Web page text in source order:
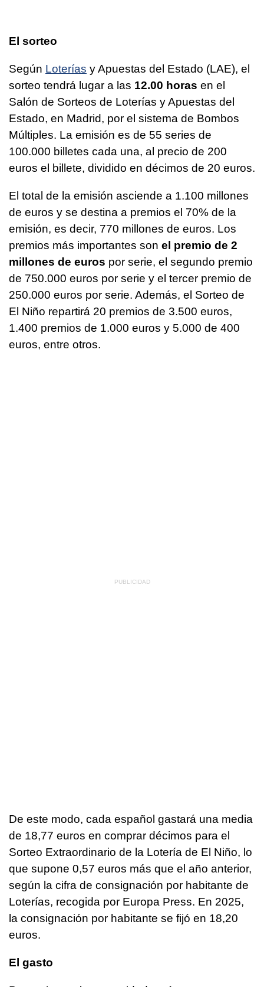
El sorteo
Según Loterías y Apuestas del Estado (LAE), el
sorteo tendrá lugar a las 12.00 horas en el
Salón de Sorteos de Loterías y Apuestas del
Estado, en Madrid, por el sistema de Bombos
Múltiples. La emisión es de 55 series de
100.000 billetes cada una, al precio de 200
euros el billete, dividido en décimos de 20 euros.
El total de la emisión asciende a 1.100 millones
de euros y se destina a premios el 70% de la
emisión, es decir, 770 millones de euros. Los
premios más importantes son el premio de 2
millones de euros por serie, el segundo premio
de 750.000 euros por serie y el tercer premio de
250.000 euros por serie. Además, el Sorteo de
El Niño repartirá 20 premios de 3.500 euros,
1.400 premios de 1.000 euros y 5.000 de 400
euros, entre otros.
De este modo, cada español gastará una media
de 18,77 euros en comprar décimos para el
Sorteo Extraordinario de la Lotería de El Niño, lo
que supone 0,57 euros más que el año anterior,
según la cifra de consignación por habitante de
Loterías, recogida por Europa Press. En 2025,
la consignación por habitante se fijó en 18,20
euros.
El gasto